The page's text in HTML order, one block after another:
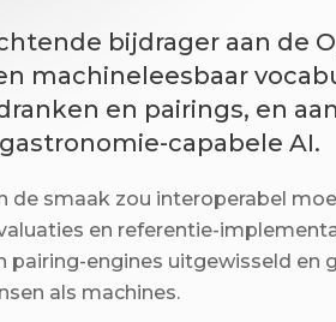
bijdrager aan de
machineleesbaar
en pairings, en
capabele AI.
de smaak zou interoperabel
en referentie-
pairing-engines uitgewisseld en
als machines.